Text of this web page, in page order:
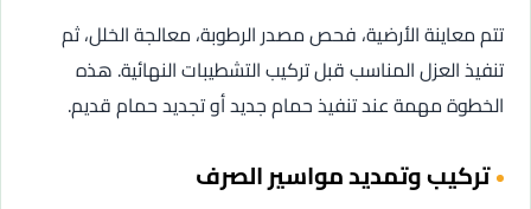
تتم معاينة الأرضية، فحص مصدر الرطوبة، معالجة الخلل، ثم
تنفيذ العزل المناسب قبل تركيب التشطيبات النهائية. هذه
الخطوة مهمة عند تنفيذ حمام جديد أو تجديد حمام قديم.
تركيب وتمديد مواسير الصرف